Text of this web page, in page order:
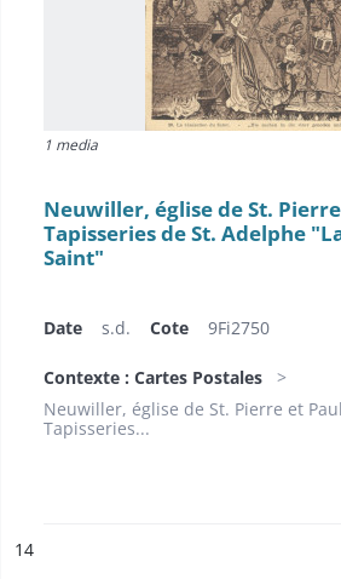
1 media
Neuwiller, église de St.
Tapisseries de St. Adelphe
Saint"
Date s.d. Cote 9Fi2750
Contexte : Cartes Postales
Neuwiller, église de St. Pierre et
Tapisseries...
n°
14